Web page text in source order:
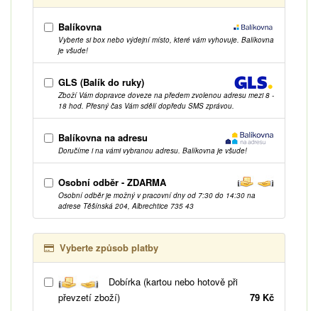
Balíkovna
Vyberte si box nebo výdejní místo, které vám vyhovuje. Balíkovna
je všude!
GLS (Balík do ruky)
Zboží Vám dopravce doveze na předem zvolenou adresu mezi 8 -
18 hod. Přesný čas Vám sdělí dopředu SMS zprávou.
Balíkovna na adresu
Doručíme i na vámi vybranou adresu. Balíkovna je všude!
Osobní odběr - ZDARMA
Osobní odběr je možný v pracovní dny od 7:30 do 14:30 na
adrese Těšínská 204, Albrechtice 735 43
Vyberte způsob platby
Dobírka (kartou nebo hotově při
převzetí zboží)
79 Kč